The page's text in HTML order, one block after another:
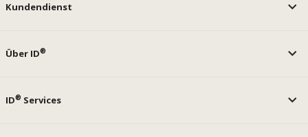
Kundendienst
Über ID®
ID® Services